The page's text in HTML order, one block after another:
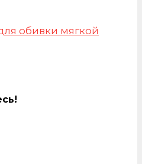
обивки мягкой